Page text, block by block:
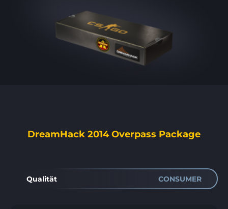
DreamHack 2014 Overpass Package
Qualität CONSUMER